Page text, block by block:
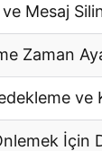
Mesaj
Zaman
ve
İçin